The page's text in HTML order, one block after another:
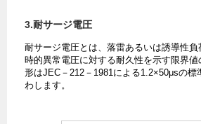
3.耐サージ電圧
耐サージ電圧とは、落雷あるいは誘導性
時的異常電圧に対する耐久性を示す限界
形はJEC－212－1981による1.2×50μsの標
わします。